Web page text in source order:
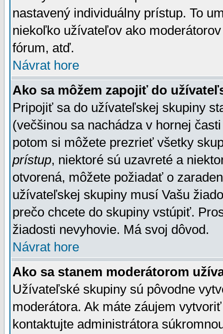
nastavený individuálny prístup. To
niekoľko užívateľov ako
fórum, atď.
Návrat hore
Ako sa môžem zapojiť do
Pripojiť sa do užívateľskej skupiny
(večšinou sa nachádza v hornej
potom si môžete prezrieť všetky
prístup, niektoré sú uzavreté a
otvorená, môžete požiadať o
užívateľskej skupiny musí Vašu
prečo chcete do skupiny vstúpiť.
žiadosti nevyhovie. Má svoj dôvod.
Návrat hore
Ako sa stanem moderátorom
Užívateľské skupiny sú pôvodne
moderátora. Ak máte záujem
kontaktujte administrátora